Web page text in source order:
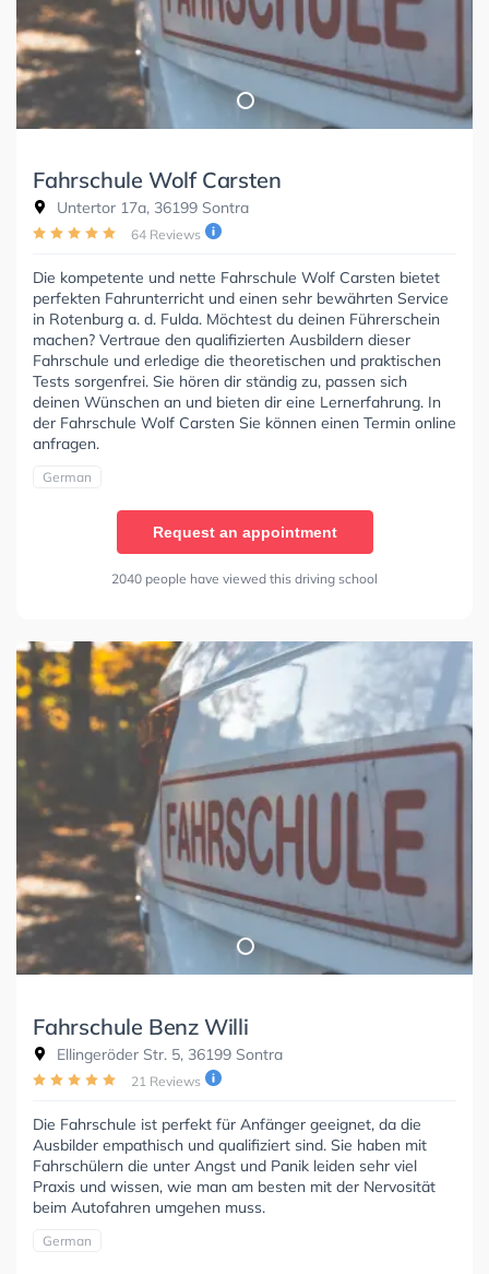
Fahrschule Wolf Carsten
Untertor 17a, 36199 Sontra
64 Reviews
Die kompetente und nette Fahrschule Wolf Carsten bietet
perfekten Fahrunterricht und einen sehr bewährten Service
in Rotenburg a. d. Fulda. Möchtest du deinen Führerschein
machen? Vertraue den qualifizierten Ausbildern dieser
Fahrschule und erledige die theoretischen und praktischen
Tests sorgenfrei. Sie hören dir ständig zu, passen sich
deinen Wünschen an und bieten dir eine Lernerfahrung. In
der Fahrschule Wolf Carsten Sie können einen Termin online
anfragen.
German
Request an appointment
2040 people have viewed this driving school
Fahrschule Benz Willi
Ellingeröder Str. 5, 36199 Sontra
21 Reviews
Die Fahrschule ist perfekt für Anfänger geeignet, da die
Ausbilder empathisch und qualifiziert sind. Sie haben mit
Fahrschülern die unter Angst und Panik leiden sehr viel
Praxis und wissen, wie man am besten mit der Nervosität
beim Autofahren umgehen muss.
German